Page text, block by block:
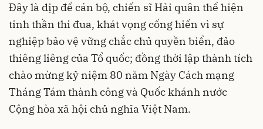
Đây là dịp để cán bộ, chiến sĩ Hải quân thể hiện
tinh thần thi đua, khát vọng cống hiến vì sự
nghiệp bảo vệ vững chắc chủ quyền biển, đảo
thiêng liêng của Tổ quốc; đồng thời lập thành tích
chào mừng kỷ niệm 80 năm Ngày Cách mạng
Tháng Tám thành công và Quốc khánh nước
Cộng hòa xã hội chủ nghĩa Việt Nam.